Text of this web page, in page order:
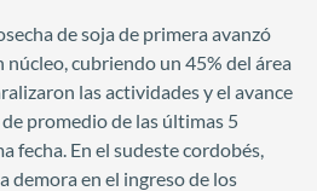
de soja de primera avanzó
cubriendo un 45% del área
las actividades y el avance
promedio de las últimas 5
fecha. En el sudeste cordobés,
demora en el ingreso de los